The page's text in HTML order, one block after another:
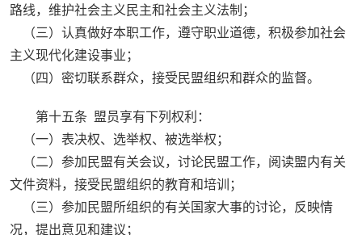
路线，维护社会主义民主和社会主义法制；
（三）认真做好本职工作，遵守职业道德，积极参加社会
主义现代化建设事业；
（四）密切联系群众，接受民盟组织和群众的监督。
第十五条 盟员享有下列权利：
（一）表决权、选举权、被选举权；
（二）参加民盟有关会议，讨论民盟工作，阅读盟内有关
文件资料，接受民盟组织的教育和培训；
（三）参加民盟所组织的有关国家大事的讨论，反映情
况，提出意见和建议；